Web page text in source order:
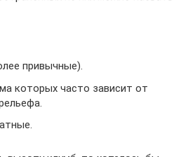
привычные).
которых часто зависит от